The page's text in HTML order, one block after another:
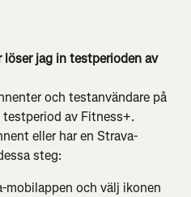
löser jag in testperioden av
och testanvändare på
testperiod av Fitness+.
eller har en Strava-
steg:
mobilappen och välj ikonen